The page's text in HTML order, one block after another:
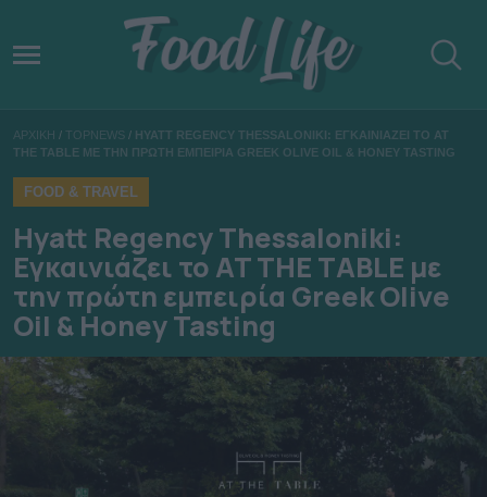
ΑΡΧΙΚΗ / TOPNEWS / HYATT REGENCY THESSALONIKI: ΕΓΚΑΙΝΙΑΖΕΙ ΤΟ AT
THE TABLE ΜΕ ΤΗΝ ΠΡΩΤΗ ΕΜΠΕΙΡΙΑ GREEK OLIVE OIL & HONEY TASTING
FOOD & TRAVEL
Hyatt Regency Thessaloniki:
Εγκαινιάζει το AT THE TABLE με
την πρώτη εμπειρία Greek Olive
Oil & Honey Tasting